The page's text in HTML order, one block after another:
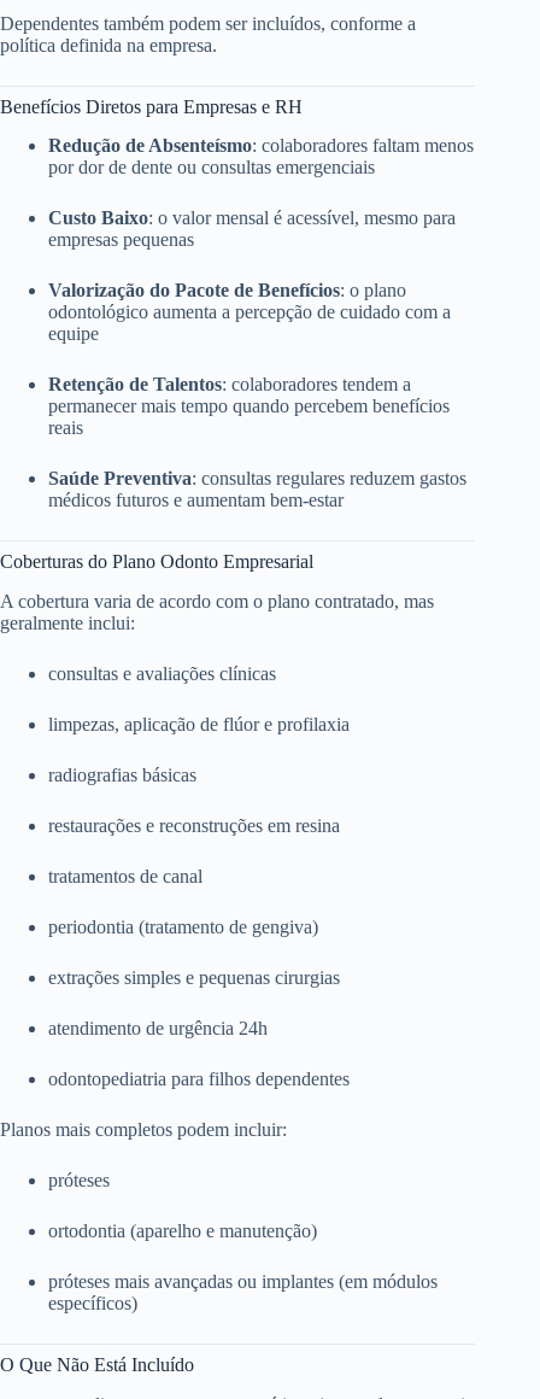
Dependentes também podem ser incluídos, conforme a
política definida na empresa.
Benefícios Diretos para Empresas e RH
Redução de Absenteísmo: colaboradores faltam menos
por dor de dente ou consultas emergenciais
Custo Baixo: o valor mensal é acessível, mesmo para
empresas pequenas
Valorização do Pacote de Benefícios: o plano
odontológico aumenta a percepção de cuidado com a
equipe
Retenção de Talentos: colaboradores tendem a
permanecer mais tempo quando percebem benefícios
reais
Saúde Preventiva: consultas regulares reduzem gastos
médicos futuros e aumentam bem-estar
Coberturas do Plano Odonto Empresarial
A cobertura varia de acordo com o plano contratado, mas
geralmente inclui:
consultas e avaliações clínicas
limpezas, aplicação de flúor e profilaxia
radiografias básicas
restaurações e reconstruções em resina
tratamentos de canal
periodontia (tratamento de gengiva)
extrações simples e pequenas cirurgias
atendimento de urgência 24h
odontopediatria para filhos dependentes
Planos mais completos podem incluir:
próteses
ortodontia (aparelho e manutenção)
próteses mais avançadas ou implantes (em módulos
específicos)
O Que Não Está Incluído